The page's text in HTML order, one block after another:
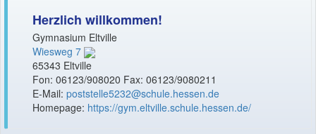
Herzlich willkommen!
Gymnasium Eltville
Wiesweg 7
65343 Eltville
Fon: 06123/908020 Fax: 06123/9080211
E-Mail: poststelle5232@schule.hessen.de
Homepage: https://gym.eltville.schule.hessen.de/